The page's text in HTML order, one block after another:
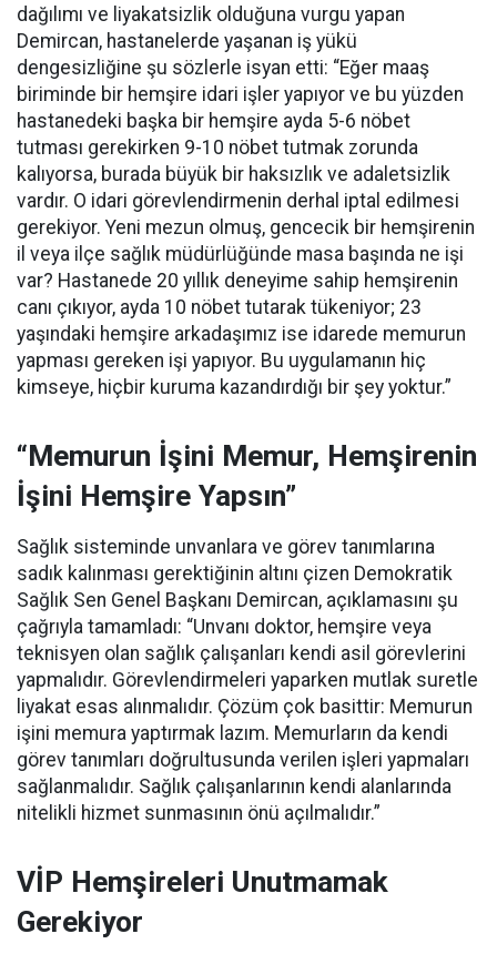
dağılımı ve liyakatsizlik olduğuna vurgu yapan
Demircan, hastanelerde yaşanan iş yükü
dengesizliğine şu sözlerle isyan etti: “Eğer maaş
biriminde bir hemşire idari işler yapıyor ve bu yüzden
hastanedeki başka bir hemşire ayda 5-6 nöbet
tutması gerekirken 9-10 nöbet tutmak zorunda
kalıyorsa, burada büyük bir haksızlık ve adaletsizlik
vardır. O idari görevlendirmenin derhal iptal edilmesi
gerekiyor. Yeni mezun olmuş, gencecik bir hemşirenin
il veya ilçe sağlık müdürlüğünde masa başında ne işi
var? Hastanede 20 yıllık deneyime sahip hemşirenin
canı çıkıyor, ayda 10 nöbet tutarak tükeniyor; 23
yaşındaki hemşire arkadaşımız ise idarede memurun
yapması gereken işi yapıyor. Bu uygulamanın hiç
kimseye, hiçbir kuruma kazandırdığı bir şey yoktur.”
“Memurun İşini Memur, Hemşirenin
İşini Hemşire Yapsın”
Sağlık sisteminde unvanlara ve görev tanımlarına
sadık kalınması gerektiğinin altını çizen Demokratik
Sağlık Sen Genel Başkanı Demircan, açıklamasını şu
çağrıyla tamamladı: “Unvanı doktor, hemşire veya
teknisyen olan sağlık çalışanları kendi asil görevlerini
yapmalıdır. Görevlendirmeleri yaparken mutlak suretle
liyakat esas alınmalıdır. Çözüm çok basittir: Memurun
işini memura yaptırmak lazım. Memurların da kendi
görev tanımları doğrultusunda verilen işleri yapmaları
sağlanmalıdır. Sağlık çalışanlarının kendi alanlarında
nitelikli hizmet sunmasının önü açılmalıdır.”
VİP Hemşireleri Unutmamak
Gerekiyor